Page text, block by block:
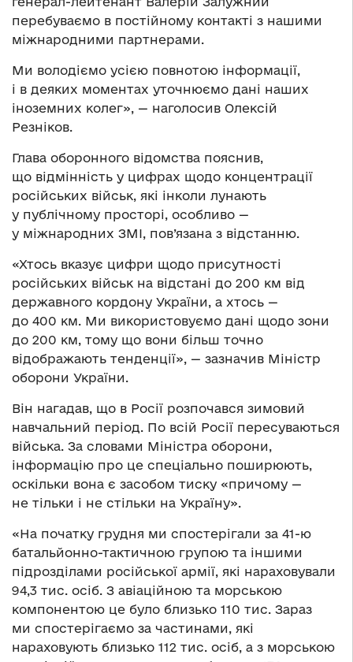
перебуваємо в постійному контакті з нашими
міжнародними партнерами.
Ми володіємо усією повнотою інформації,
і в деяких моментах уточнюємо дані наших
іноземних колег», — наголосив Олексій
Резніков.
Глава оборонного відомства пояснив,
що відмінність у цифрах щодо концентрації
російських військ, які інколи лунають
у публічному просторі, особливо —
у міжнародних ЗМІ, пов’язана з відстанню.
«Хтось вказує цифри щодо присутності
російських військ на відстані до 200 км від
державного кордону України, а хтось —
до 400 км. Ми використовуємо дані щодо зони
до 200 км, тому що вони більш точно
відображають тенденції», — зазначив Міністр
оборони України.
Він нагадав, що в Росії розпочався зимовий
навчальний період. По всій Росії пересуваються
війська. За словами Міністра оборони,
інформацію про це спеціально поширюють,
оскільки вона є засобом тиску «причому —
не тільки і не стільки на Україну».
«На початку грудня ми спостерігали за 41-ю
батальйонно-тактичною групою та іншими
підрозділами російської армії, які нараховували
94,3 тис. осіб. З авіаційною та морською
компонентою це було близько 110 тис. Зараз
ми спостерігаємо за частинами, які
нараховують близько 112 тис. осіб, а з морською